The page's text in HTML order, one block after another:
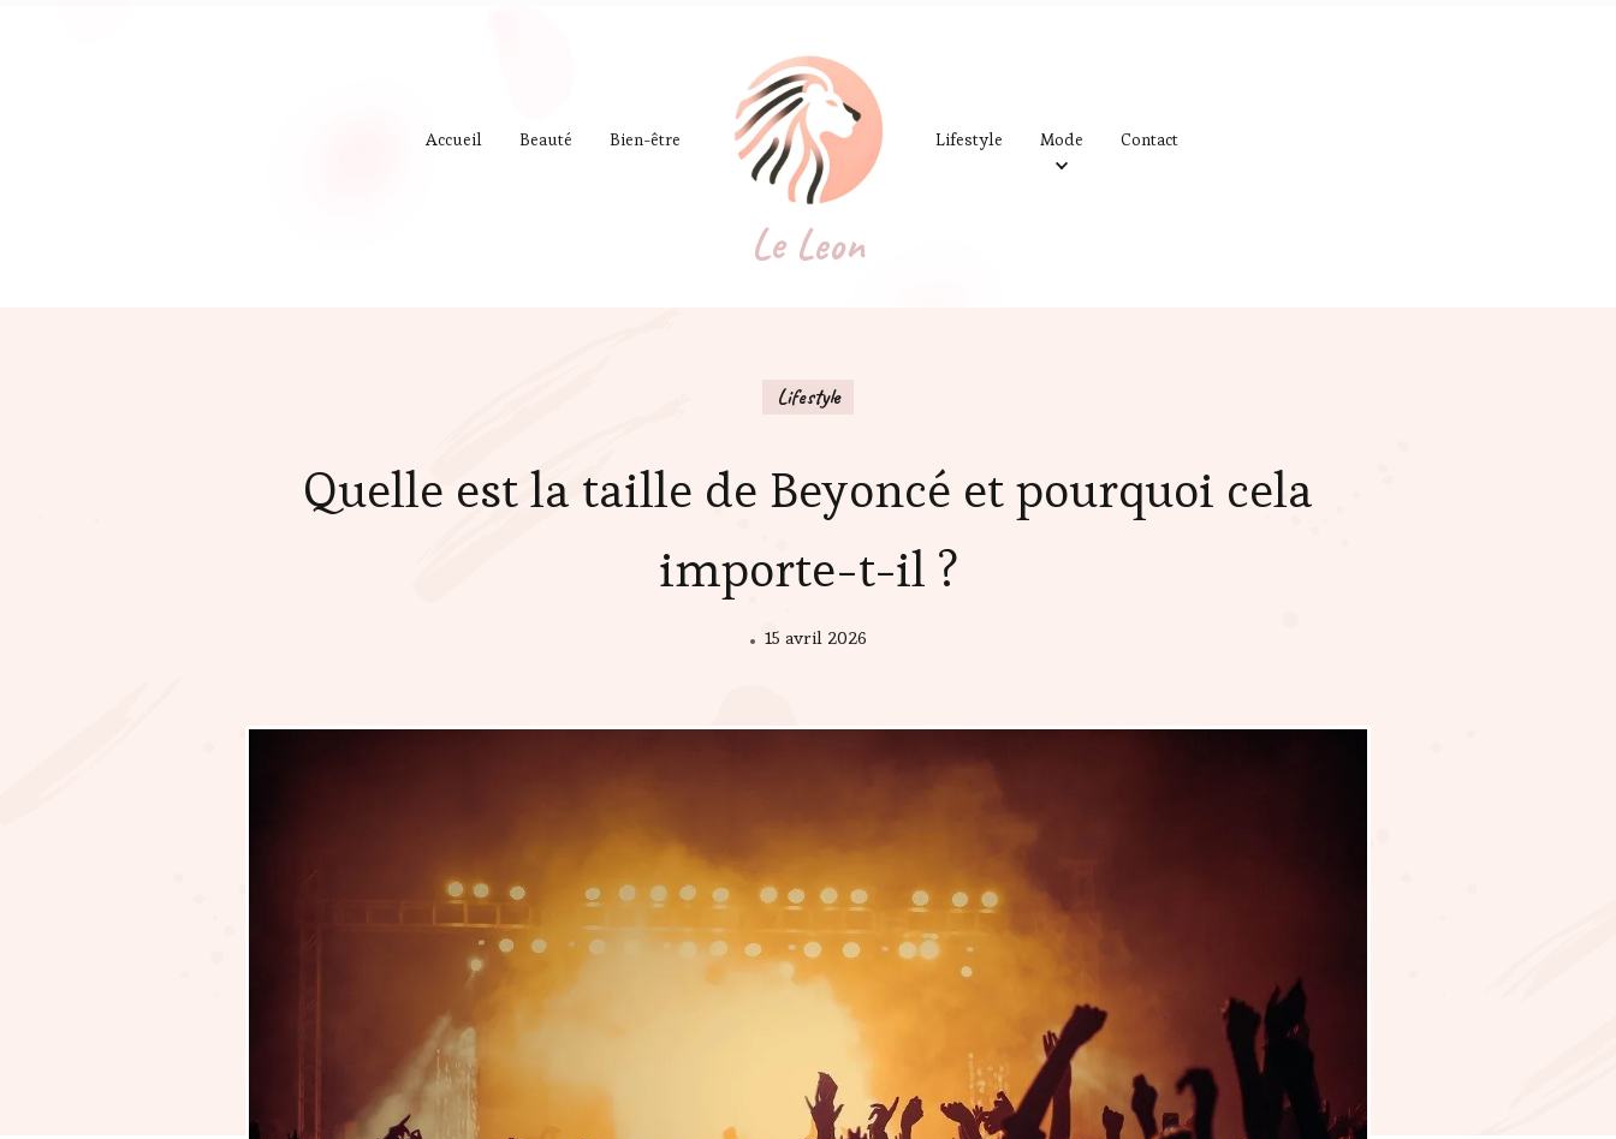
Accueil Beauté Bien-être Lifestyle Mode Contact
Le Leon
Lifestyle
Quelle est la taille de Beyoncé et pourquoi cela
importe-t-il ?
15 avril 2026